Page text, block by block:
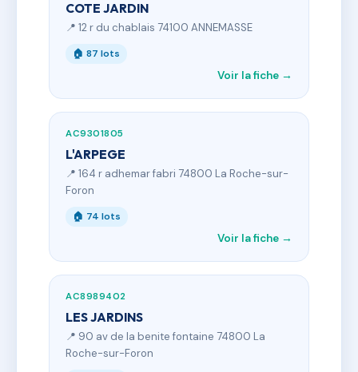
COTE JARDIN
📍 12 r du chablais 74100 ANNEMASSE
🏠 87 lots
Voir la fiche →
AC9301805
L'ARPEGE
📍 164 r adhemar fabri 74800 La Roche-sur-
Foron
🏠 74 lots
Voir la fiche →
AC8989402
LES JARDINS
📍 90 av de la benite fontaine 74800 La
Roche-sur-Foron